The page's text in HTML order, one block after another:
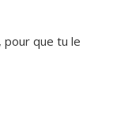
pour que tu le